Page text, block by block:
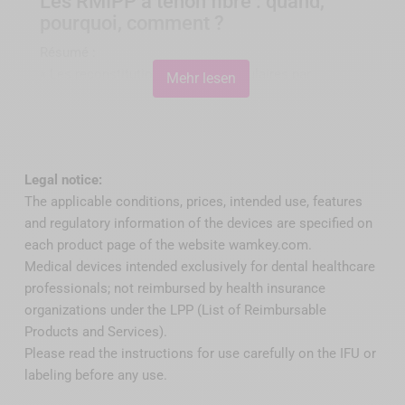
YouTube-Cookies akzeptieren
« Les reconstitutions corono-radiculaires par
matériau inséré en phase plastique (RMIPP) et
coronaire du composite de reconstitution permet de
répondre totalement au principe d'économie tissulaire
et participe ainsi au maintien de solidité de la dent
dépulpée. L'amélioration constante des systèmes de
collage, tant au niveau de leur performance que de
leurs applications cliniques, a permis d'aboutir à des
protocoles fiables et reproductibles. Ces
reconstitutions constituent, dans la limite de leurs
indications, une réelle alternative aux reconstitutions
corono-radiculaires métalliques coulées.»
Mehr lesen
Legal notice:
The applicable conditions, prices, intended use, features
and regulatory information of the devices are specified on
each product page of the website wamkey.com.
Medical devices intended exclusively for dental healthcare
professionals; not reimbursed by health insurance
organizations under the LPP (List of Reimbursable
Products and Services).
Please read the instructions for use carefully on the IFU or
labeling before any use.